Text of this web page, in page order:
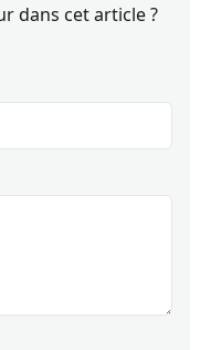
dans cet article ?